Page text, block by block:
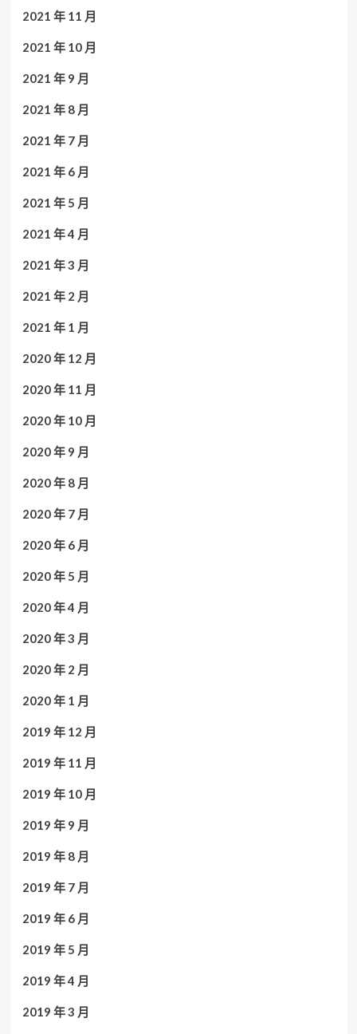
2021 年 11 月
2021 年 10 月
2021 年 9 月
2021 年 8 月
2021 年 7 月
2021 年 6 月
2021 年 5 月
2021 年 4 月
2021 年 3 月
2021 年 2 月
2021 年 1 月
2020 年 12 月
2020 年 11 月
2020 年 10 月
2020 年 9 月
2020 年 8 月
2020 年 7 月
2020 年 6 月
2020 年 5 月
2020 年 4 月
2020 年 3 月
2020 年 2 月
2020 年 1 月
2019 年 12 月
2019 年 11 月
2019 年 10 月
2019 年 9 月
2019 年 8 月
2019 年 7 月
2019 年 6 月
2019 年 5 月
2019 年 4 月
2019 年 3 月